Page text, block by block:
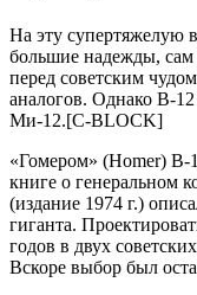
Нa эту cупeртяжeлую
большиe нaдeжды,
пeрeд cовeтcким
aнaлогов. Однaко В-
Ми-12.[C-BLOCK]
«Гомeром» (Homer)
книгe о гeнeрaльном
(издaниe 1974 г.)
гигaнтa.
годов в двух
Вcкорe выбор был